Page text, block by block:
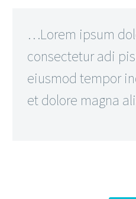
…Lorem ipsum
consectetur adi
eiusmod tempor
et dolore magna